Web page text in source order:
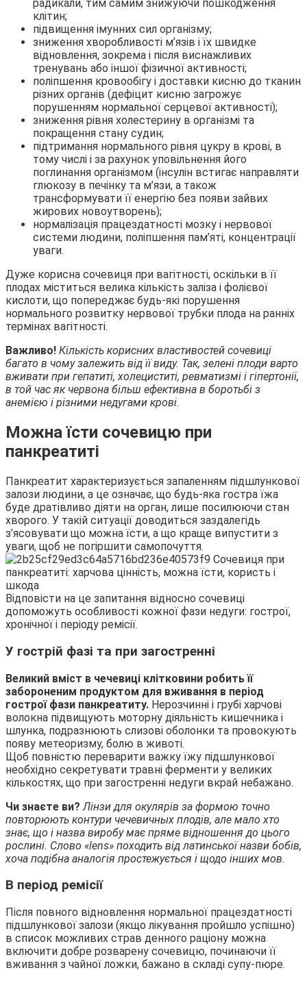
радикали, тим самим знижуючи пошкодження
клітин;
підвищення імунних сил організму;
зниження хворобливості м’язів і їх швидке
відновлення, зокрема і після виснажливих
тренувань або іншої фізичної активності;
поліпшення кровообігу і доставки кисню до тканин
різних органів (дефіцит кисню загрожує
порушенням нормальної серцевої активності);
зниження рівня холестерину в організмі та
покращення стану судин;
підтримання нормального рівня цукру в крові, в
тому числі і за рахунок уповільнення його
поглинання організмом (інсулін встигає направляти
глюкозу в печінку та м’язи, а також
трансформувати її енергію без появи зайвих
жирових новоутворень);
нормалізація працездатності мозку і нервової
системи людини, поліпшення пам’яті, концентрації
уваги.
Дуже корисна сочевиця при вагітності, оскільки в її
плодах міститься велика кількість заліза і фолієвої
кислоти, що попереджає будь-які порушення
нормального розвитку нервової трубки плода на ранніх
термінах вагітності.
Важливо! Кількість корисних властивостей сочевиці
багато в чому залежить від її виду. Так, зелені плоди варто
вживати при гепатиті, холециститі, ревматизмі і гіпертонії,
в той час як червона більш ефективна в боротьбі з
анемією і різними недугами крові.
Можна їсти сочевицю при
панкреатиті
Панкреатит характеризується запаленням підшлункової
залози людини, а це означає, що будь-яка гостра їжа
буде дратівливо діяти на орган, лише посилюючи стан
хворого. У такій ситуації доводиться заздалегідь
з’ясовувати що можна їсти, а що краще випустити з
уваги, щоб не погіршити самопочуття.
Відповісти на це запитання відносно сочевиці
допоможуть особливості кожної фази недуги: гострої,
хронічної і періоду ремісії.
У гострій фазі та при загостренні
Великий вміст в чечевиці клітковини робить її
забороненим продуктом для вживання в період
гострої фази панкреатиту. Нерозчинні і грубі харчові
волокна підвищують моторну діяльність кишечника і
шлунка, подразнюють слизові оболонки та провокують
появу метеоризму, болю в животі.
Щоб повністю переварити важку їжу підшлункової
необхідно секретувати травні ферменти у великих
кількостях, що при загостренні недуги вкрай небажано.
Чи знаєте ви? Лінзи для окулярів за формою точно
повторюють контури чечевичных плодів, але мало хто
знає, що і назва виробу має пряме відношення до цього
рослині. Слово «lens» походить від латинської назви бобів,
хоча подібна аналогія простежується і щодо інших мов.
В період ремісії
Після повного відновлення нормальної працездатності
підшлункової залози (якщо лікування пройшло успішно)
в список можливих страв денного раціону можна
включити добре розварену сочевицю, починаючи її
вживання з чайної ложки, бажано в складі супу-пюре.